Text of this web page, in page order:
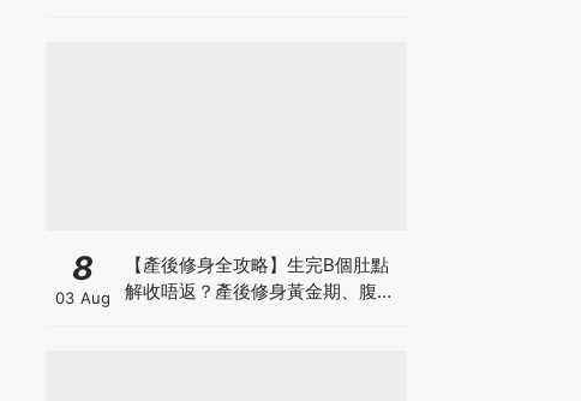
8
03 Aug
【產後修身全攻略】生完B個肚點
解收唔返？產後修身黃金期、腹直